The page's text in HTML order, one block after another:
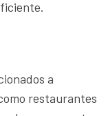
a
restaurantes